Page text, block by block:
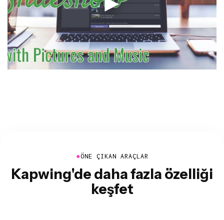
●ÖNE ÇIKAN ARAÇLAR
Kapwing'de daha fazla özelliği
keşfet